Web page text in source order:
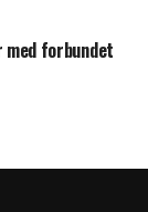
forbundet